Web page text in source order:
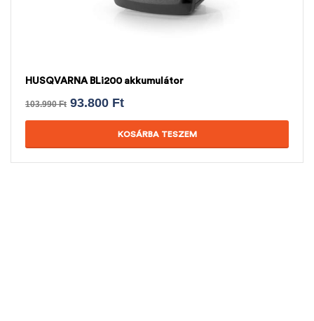
HUSQVARNA BLi200 akkumulátor
103.990Ft 93.800 Ft
KOSÁRBA TESZEM